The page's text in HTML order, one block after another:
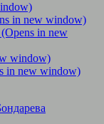
in new window)
in new
window)
in new window)